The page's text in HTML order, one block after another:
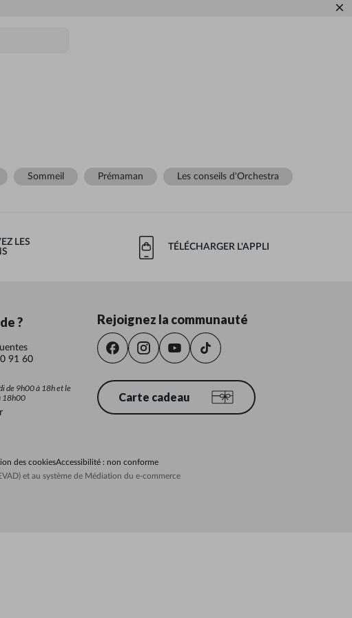
×
Sommeil Prémaman Les conseils d'Orchestra
LES
TÉLÉCHARGER L'APPLI
?
91 60
de 9h00 à 18h et le
18h00
Rejoignez la communauté
Carte cadeau
des cookiesAccessibilité : non conforme
et au système de Médiation du e-commerce